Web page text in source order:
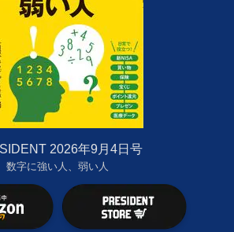
2026年9月4日号
数字に強い人、弱い人